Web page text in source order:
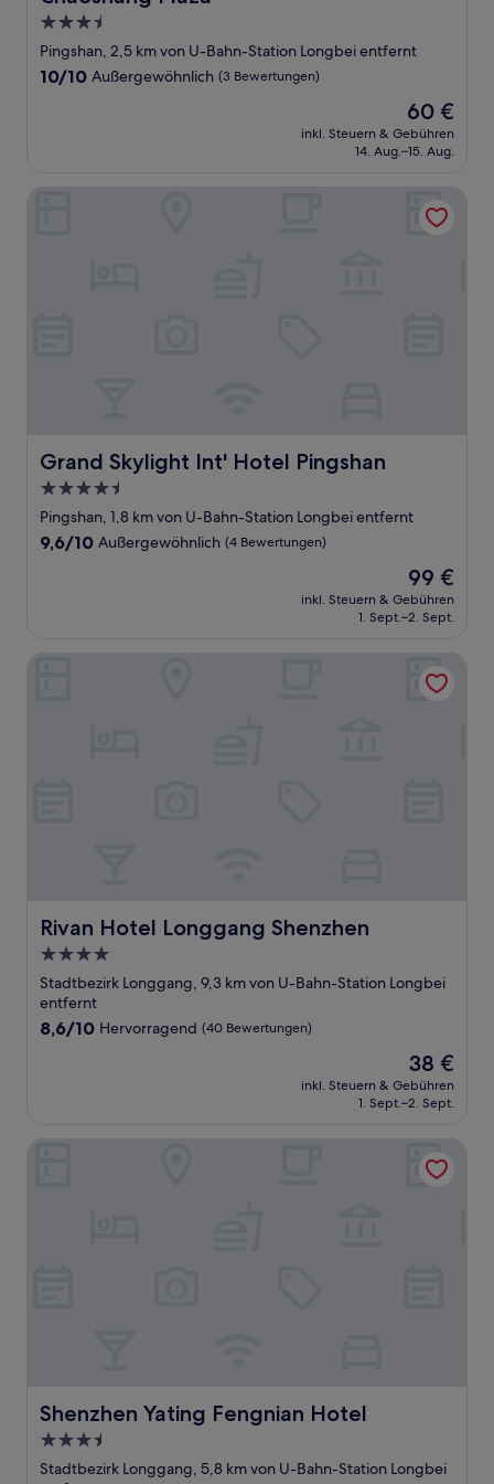
3.5-
Sterne-
Unterkunft
Pingshan, 2,5 km von U-Bahn-Station Longbei entfernt
10.0
10/10 Außergewöhnlich (3 Bewertungen)
Der
Preis
beträgt
60 €
inkl. Steuern & Gebühren
14. Aug.–15. Aug.
Grand Skylight Int' Hotel Pingshan
Grand Skylight Int' Hotel Pingshan
4.5-
Sterne-
Unterkunft
Pingshan, 1,8 km von U-Bahn-Station Longbei entfernt
9.6
9,6/10 Außergewöhnlich (4 Bewertungen)
Der
Preis
beträgt
99 €
inkl. Steuern & Gebühren
1. Sept.–2. Sept.
Rivan Hotel Longgang Shenzhen
Rivan Hotel Longgang Shenzhen
4.0-
Sterne-
Unterkunft
Stadtbezirk Longgang, 9,3 km von U-Bahn-Station Longbei
entfernt
8.6
8,6/10 Hervorragend (40 Bewertungen)
Der
Preis
beträgt
38 €
inkl. Steuern & Gebühren
1. Sept.–2. Sept.
Shenzhen Yating Fengnian Hotel
Shenzhen Yating Fengnian Hotel
3.5-
Sterne-
Stadtbezirk Longgang, 5,8 km von U-Bahn-Station Longbei